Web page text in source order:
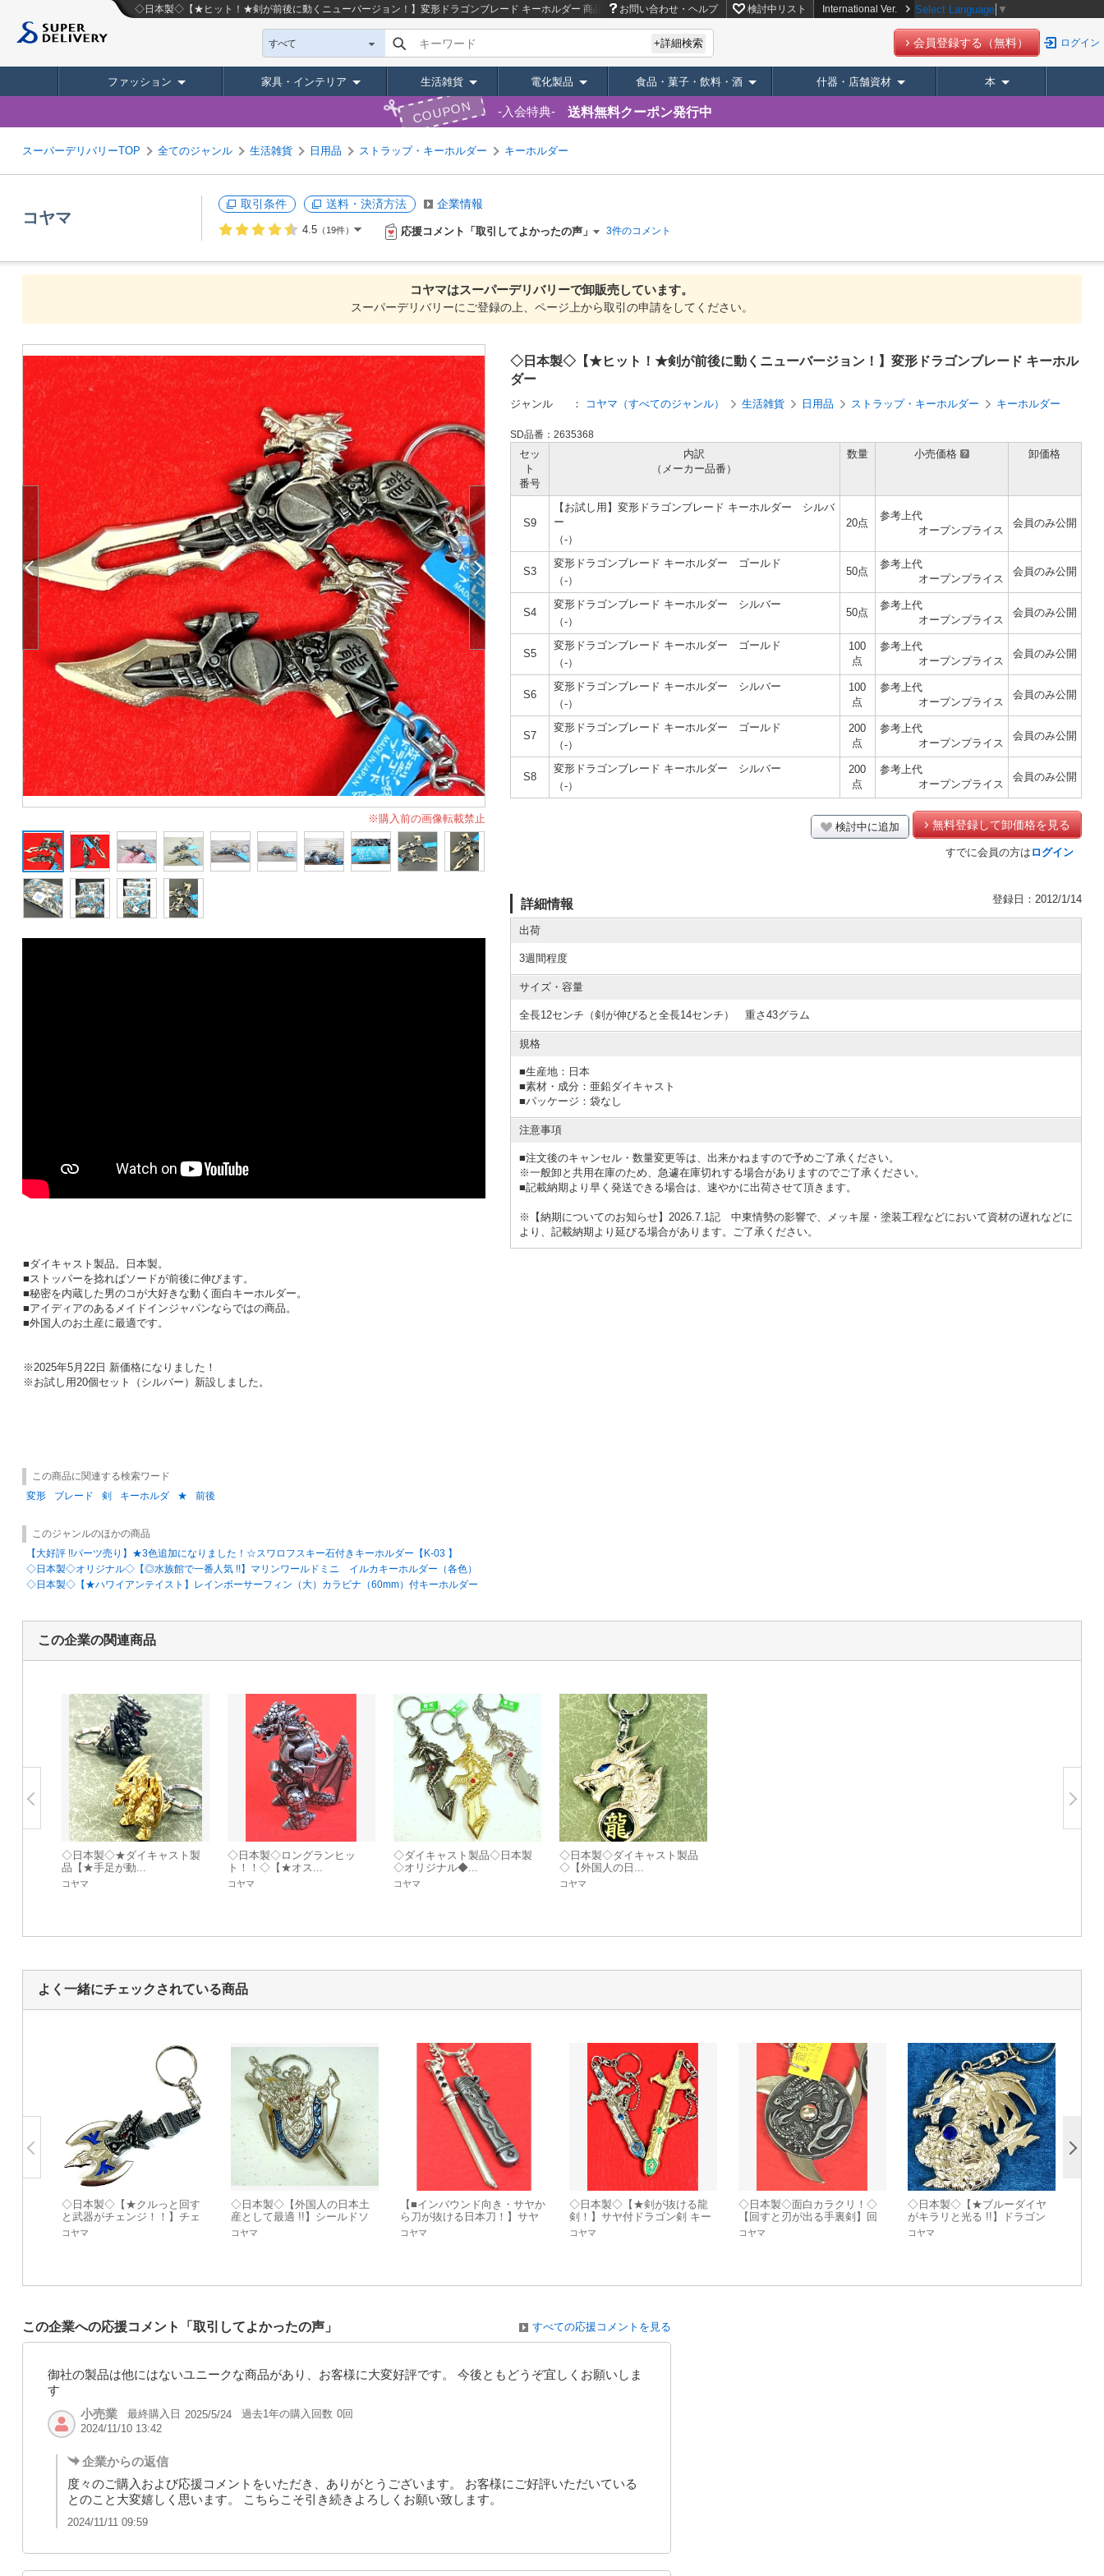
◇日本製◇【★ヒット！★剣が前後に動くニューバージョン！】変形ドラゴンブレード キーホルダー 商品ページ｜卸・仕入れサイト【スーパーデリバリー】
お問い合わせ・ヘルプ 検討中リスト International Ver. Select Language ▼
すべて キーワード +詳細検索 会員登録する（無料） ログイン
ファッション 家具・インテリア 生活雑貨 電化製品 食品・菓子・飲料・酒 什器・店舗資材 本
COUPON 入会特典 送料無料クーポン発行中
スーパーデリバリーTOP 全てのジャンル 生活雑貨 日用品 ストラップ・キーホルダー キーホルダー
コヤマ
取引条件 送料・決済方法 企業情報
4.5 （19件） 応援コメント「取引してよかったの声」 3件のコメント
コヤマはスーパーデリバリーで卸販売しています。
スーパーデリバリーにご登録の上、ページ上から取引の申請をしてください。
※購入前の画像転載禁止
■ダイキャスト製品。日本製。
■ストッパーを捻ればソードが前後に伸びます。
■秘密を内蔵した男のコが大好きな動く面白キーホルダー。
■アイディアのあるメイドインジャパンならではの商品。
■外国人のお土産に最適です。
※2025年5月22日 新価格になりました！
※お試し用20個セット（シルバー）新設しました。
◇日本製◇【★ヒット！★剣が前後に動くニューバージョン！】変形ドラゴンブレード キーホル
ダー
ジャンル ： コヤマ（すべてのジャンル） 生活雑貨 日用品 ストラップ・キーホルダー キーホルダー
SD品番：2635368
セッ
ト
番号
内訳
（メーカー品番）
数量 小売価格 卸価格
S9
【お試し用】変形ドラゴンブレード キーホルダー シルバ
ー
（-）
20点
参考上代
オープンプライス
会員のみ公開
S3
変形ドラゴンブレード キーホルダー ゴールド
（-）
50点
参考上代
オープンプライス
会員のみ公開
S4
変形ドラゴンブレード キーホルダー シルバー
（-）
50点
参考上代
オープンプライス
会員のみ公開
S5
変形ドラゴンブレード キーホルダー ゴールド
（-）
100
点
参考上代
オープンプライス
会員のみ公開
S6
変形ドラゴンブレード キーホルダー シルバー
（-）
100
点
参考上代
オープンプライス
会員のみ公開
S7
変形ドラゴンブレード キーホルダー ゴールド
（-）
200
点
参考上代
オープンプライス
会員のみ公開
S8
変形ドラゴンブレード キーホルダー シルバー
（-）
200
点
参考上代
オープンプライス
会員のみ公開
検討中に追加 無料登録して卸価格を見る
すでに会員の方は ログイン
詳細情報 登録日：2012/1/14
出荷
3週間程度
サイズ・容量
全長12センチ（剣が伸びると全長14センチ） 重さ43グラム
規格
■生産地：日本
■素材・成分：亜鉛ダイキャスト
■パッケージ：袋なし
注意事項
■注文後のキャンセル・数量変更等は、出来かねますので予めご了承ください。
※一般卸と共用在庫のため、急遽在庫切れする場合がありますのでご了承ください。
■記載納期より早く発送できる場合は、速やかに出荷させて頂きます。
※ 【納期についてのお知らせ】 2026.7.1記 中東情勢の影響で、メッキ屋・塗装工程などにおいて資材の遅れなどに
より、記載納期より延びる場合があります。ご了承ください。
この商品に関連する検索ワード
変形
ブレード 剣 キーホルダ ★ 前後
このジャンルのほかの商品
【大好評 !!パーツ売り】★3色追加になりました！☆スワロフスキー石付きキーホルダー【K-03 】
◇日本製◇オリジナル◇【◎水族館で一番人気 !!】マリンワールドミニ イルカキーホルダー（各色）
◇日本製◇【★ハワイアンテイスト】レインボーサーフィン（大）カラビナ（60mm）付キーホルダー
この企業の関連商品
◇日本製◇★ダイキャスト製
品【★手足が動...
コヤマ
◇日本製◇ロングランヒッ
ト！！◇【★オス...
コヤマ
◇ダイキャスト製品◇日本製
◇オリジナル◆...
コヤマ
◇日本製◇ダイキャスト製品
◇【外国人の日...
コヤマ
よく一緒にチェックされている商品
◇日本製◇【★クルっと回す
と武器がチェンジ！！】チェ
ンジソード キーホルダー
コヤマ
◇日本製◇【外国人の日本土
産として最適 !!】シールドソ
ード キーホルダー
コヤマ
【■インバウンド向き・サヤか
ら刀が抜ける日本刀！】サヤ
付日本刀キーホルダー 龍デ
コヤマ
◇日本製◇【★剣が抜ける龍
剣！】サヤ付ドラゴン剣 キー
ホルダー バージョン2
コヤマ
◇日本製◇面白カラクリ！◇
【回すと刃が出る手裏剣】回
転龍手裏剣（丸）キーホルダ
コヤマ
◇日本製◇【★ブルーダイヤ
がキラリと光る !!】ドラゴン
ダイヤキーホルダー
コヤマ
この企業への応援コメント「取引してよかったの声」 すべての応援コメントを見る
御社の製品は他にはないユニークな商品があり、お客様に大変好評です。 今後ともどうぞ宜しくお願いしま
す
小売業
最終購入日 2025/5/24 過去1年の購入回数 0回
2024/11/10 13:42
企業からの返信
度々のご購入および応援コメントをいただき、ありがとうございます。 お客様にご好評いただいている
とのこと大変嬉しく思います。 こちらこそ引き続きよろしくお願い致します。
2024/11/11 09:59